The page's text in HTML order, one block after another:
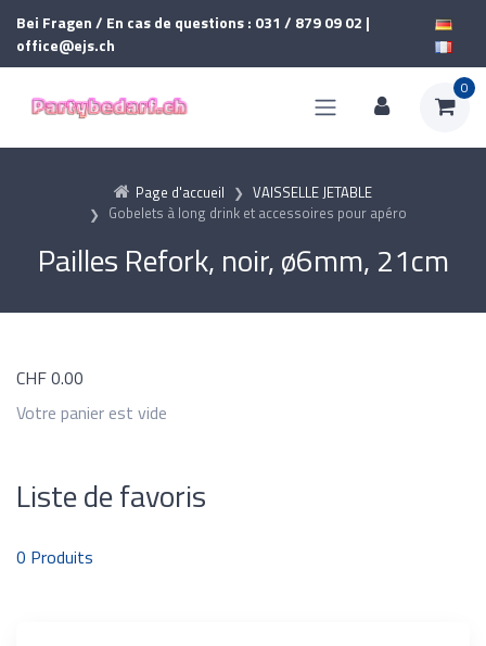
Bei Fragen / En cas de questions : 031 / 879 09 02 |
office@ejs.ch
0
Page d'accueil
VAISSELLE JETABLE
Gobelets à long drink et accessoires pour apéro
Pailles Refork, noir, ø6mm, 21cm
CHF0.00
Votre panier est vide
Liste de favoris
0 Produits